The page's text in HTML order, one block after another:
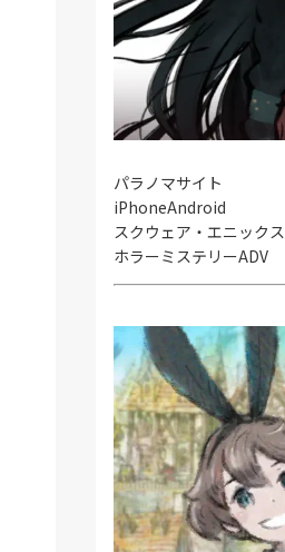
パラノマサイト
iPhoneAndroid
スクウェア・エニックス
ホラーミステリーADV